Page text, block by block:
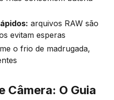
arquivos RAW são
evitam esperas
o frio de madrugada,
Câmera: O Guia